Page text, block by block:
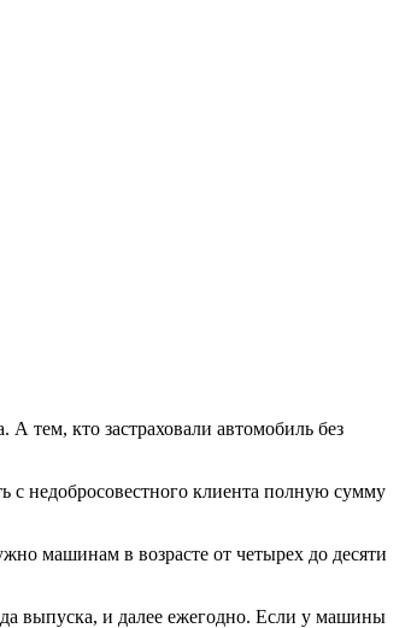
тем, кто застраховали автомобиль без
с недобросовестного клиента полную сумму
машинам в возрасте от четырех до десяти
выпуска, и далее ежегодно. Если у машины